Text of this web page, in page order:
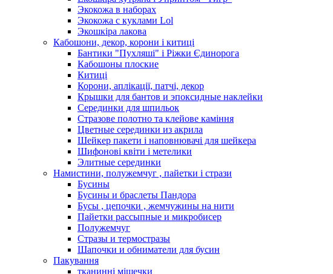
Экокожа в наборах
Экокожа с куклами Lol
Экошкiра лакова
Кабошони, декор, корони і китиці
Бантики "Пухляші" і Ріжки Єдинорога
Кабошоны плоские
Китиці
Корони, аплікації, патчі, декор
Крышки для бантов и эпоксидные наклейки
Серединки для шпильок
Стразове полотно та клейове каміння
Цветные серединки из акрила
Шейкер пакети і наповнювачі для шейкера
Шифонові квіти і метелики
Элитные серединки
Намистини, полужемчуг , пайетки і стрази
Бусины
Бусины и браслеты Пандора
Бусы , цепочки , жемчужины на нити
Пайетки рассыпные и микробисер
Полужемчуг
Стразы и термостразы
Шапочки и обниматели для бусин
Пакування
тканинні мішечки